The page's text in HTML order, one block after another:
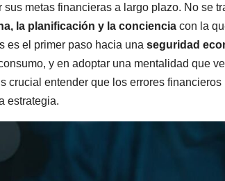
sus metas financieras a largo plazo. No se
la planificación y la conciencia con la
es el primer paso hacia una seguridad
y en adoptar una mentalidad que
crucial entender que los errores
estrategia.